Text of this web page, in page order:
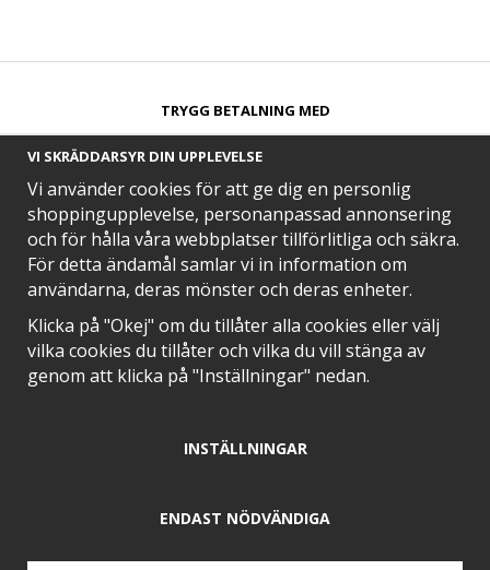
TRYGG BETALNING MED​
SNABB LEVERANS MED
EN DEL AV
VI SKRÄDDARSYR DIN UPPLEVELSE
Vi använder cookies för att ge dig en personlig
shoppingupplevelse, personanpassad annonsering
och för hålla våra webbplatser tillförlitliga och säkra.
För detta ändamål samlar vi in information om
användarna, deras mönster och deras enheter.
Klicka på "Okej" om du tillåter alla cookies eller välj
vilka cookies du tillåter och vilka du vill stänga av
genom att klicka på "Inställningar" nedan.
INSTÄLLNINGAR
ENDAST NÖDVÄNDIGA